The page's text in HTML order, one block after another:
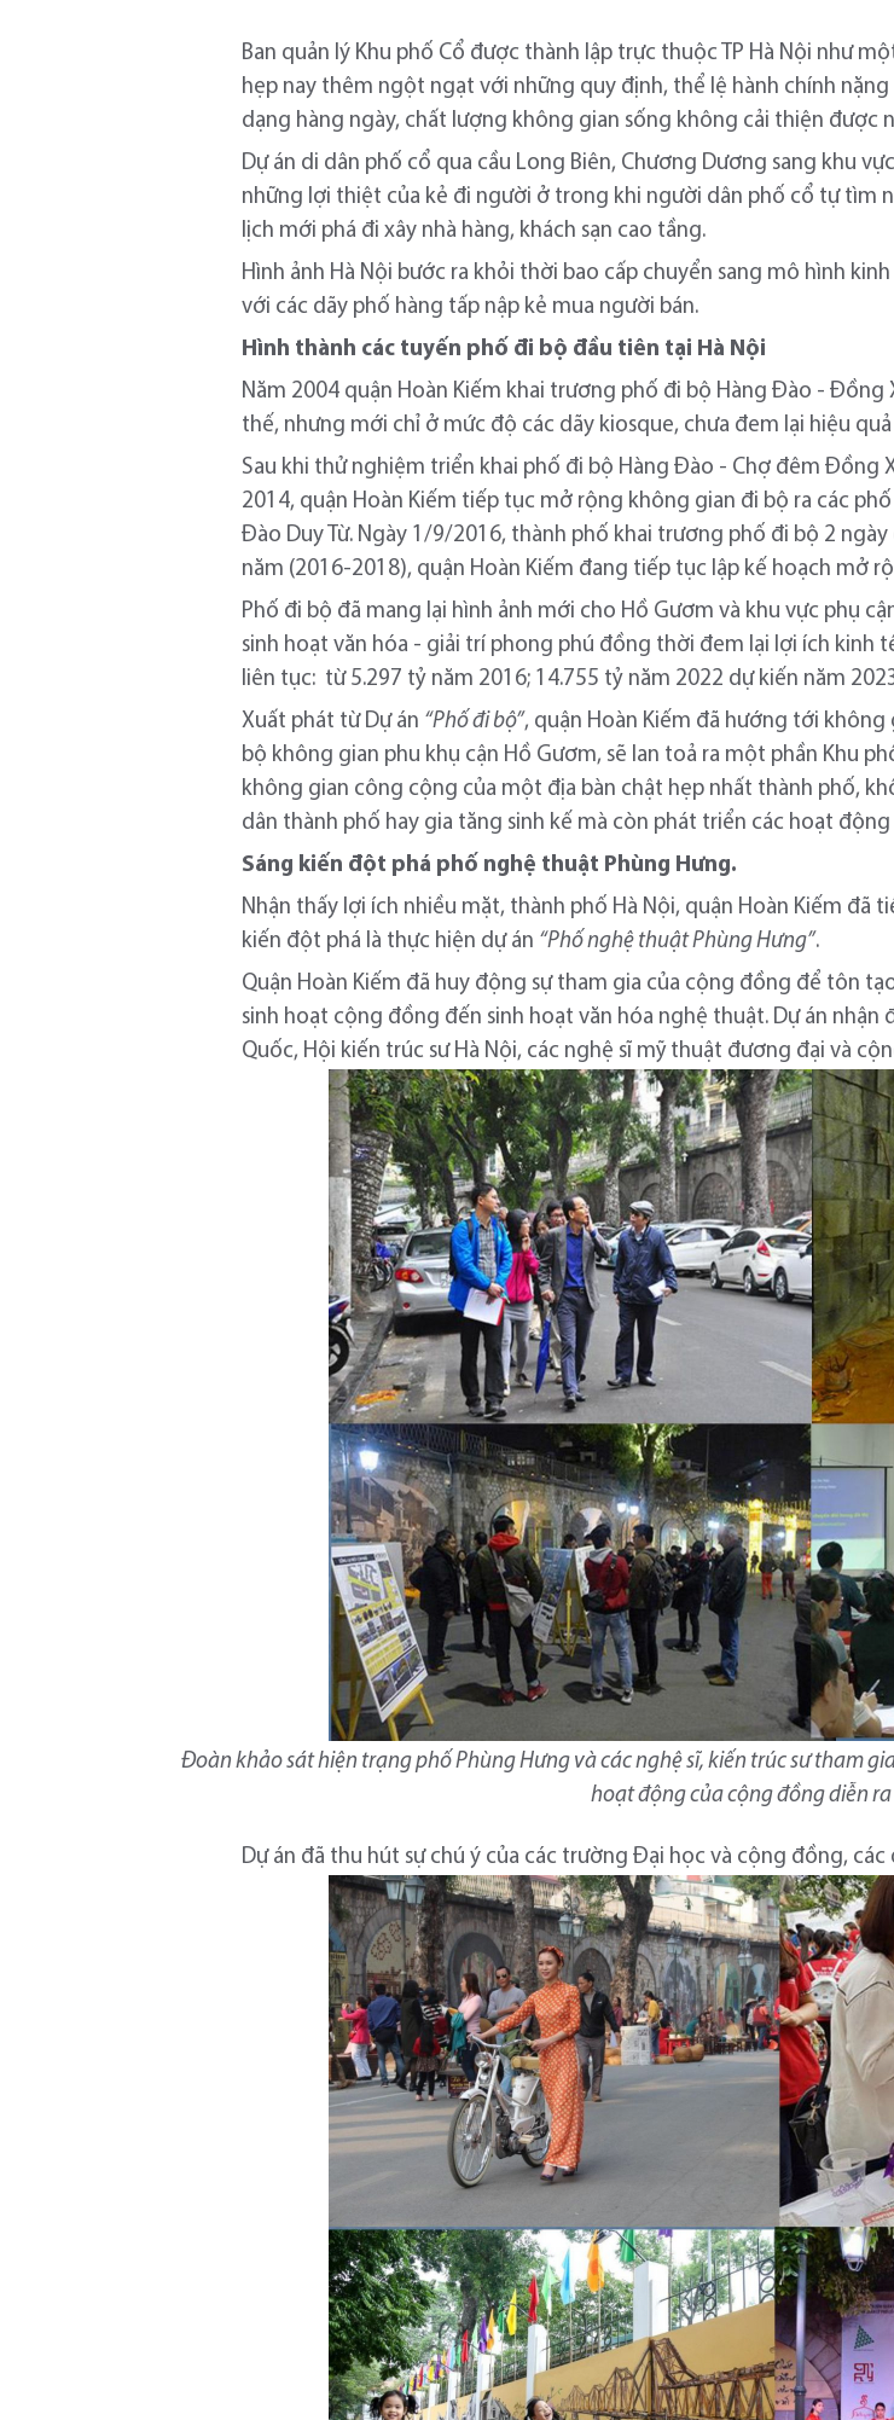
Ban quản lý Khu phố Cổ được thành lập trực thuộc TP Hà Nội như
hẹp nay thêm ngột ngạt với những quy định, thể lệ hành chính
dạng hàng ngày, chất lượng không gian sống không cải thiện được
Dự án di dân phố cổ qua cầu Long Biên, Chương Dương sang khu
những lợi thiệt của kẻ đi người ở trong khi người dân phố cổ tự tìm
lịch mới phá đi xây nhà hàng, khách sạn cao tầng.
Hình ảnh Hà Nội bước ra khỏi thời bao cấp chuyển sang mô hình
với các dãy phố hàng tấp nập kẻ mua người bán.
Hình thành các tuyến phố đi bộ đầu tiên tại Hà Nội
Năm 2004 quận Hoàn Kiếm khai trương phố đi bộ Hàng Đào -
thế, nhưng mới chỉ ở mức độ các dãy kiosque, chưa đem lại hiệu
Sau khi thử nghiệm triển khai phố đi bộ Hàng Đào - Chợ đêm Đồng
2014, quận Hoàn Kiếm tiếp tục mở rộng không gian đi bộ ra các
Đào Duy Từ. Ngày 1/9/2016, thành phố khai trương phố đi bộ 2
năm (2016-2018), quận Hoàn Kiếm đang tiếp tục lập kế hoạch mở
Phố đi bộ đã mang lại hình ảnh mới cho Hồ Gươm và khu vực phụ
sinh hoạt văn hóa - giải trí phong phú đồng thời đem lại lợi ích kinh
liên tục: từ 5.297 tỷ năm 2016; 14.755 tỷ năm 2022 dự kiến năm
Xuất phát từ Dự án “Phố đi bộ”, quận Hoàn Kiếm đã hướng tới
bộ không gian phu khụ cận Hồ Gươm, sẽ lan toả ra một phần Khu
không gian công cộng của một địa bàn chật hẹp nhất thành phố,
dân thành phố hay gia tăng sinh kế mà còn phát triển các hoạt
Sáng kiến đột phá phố nghệ thuật Phùng Hưng.
Nhận thấy lợi ích nhiều mặt, thành phố Hà Nội, quận Hoàn Kiếm đã
kiến đột phá là thực hiện dự án “Phố nghệ thuật Phùng Hưng”.
Quận Hoàn Kiếm đã huy động sự tham gia của cộng đồng để tôn
sinh hoạt cộng đồng đến sinh hoạt văn hóa nghệ thuật. Dự án nhận
Quốc, Hội kiến trúc sư Hà Nội, các nghệ sĩ mỹ thuật đương đại và
Đoàn khảo sát hiện trạng phố Phùng Hưng và các nghệ sĩ, kiến trúc sư tham
hoạt động của cộng đồng diễn
Dự án đã thu hút sự chú ý của các trường Đại học và cộng đồng,